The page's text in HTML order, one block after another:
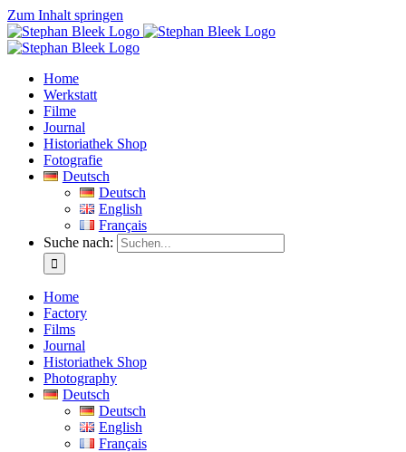
Zum Inhalt springen
Home
Werkstatt
Filme
Journal
Historiathek Shop
Fotografie
Deutsch
Deutsch
English
Français
Suche nach:
Home
Factory
Films
Journal
Historiathek Shop
Photography
Deutsch
Deutsch
English
Français